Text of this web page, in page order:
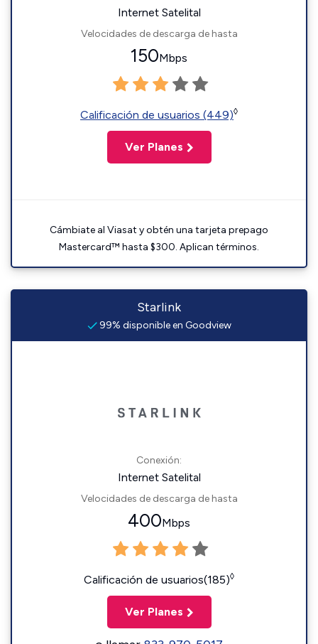
Internet Satelital
Velocidades de descarga de hasta
150Mbps
Calificación de usuarios (449)◊
Ver Planes
Cámbiate al Viasat y obtén una tarjeta prepago
Mastercard™ hasta $300. Aplican términos.
Starlink
99% disponible en Goodview
Conexión:
Internet Satelital
Velocidades de descarga de hasta
400Mbps
Calificación de usuarios(185)◊
Ver Planes